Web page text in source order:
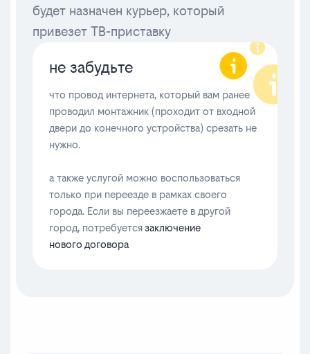
будет назначен курьер, который
привезет ТВ-приставку
не забудьте
что провод интернета, который вам ранее
проводил монтажник (проходит от входной
двери до конечного устройства) срезать не
нужно.
а также услугой можно воспользоваться
только при переезде в рамках своего
города. Если вы переезжаете в другой
город, потребуетсязаключение
нового договора